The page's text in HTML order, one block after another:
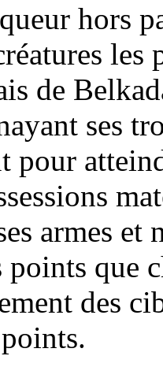
hors
de
ses
pour
armes et
points que
des